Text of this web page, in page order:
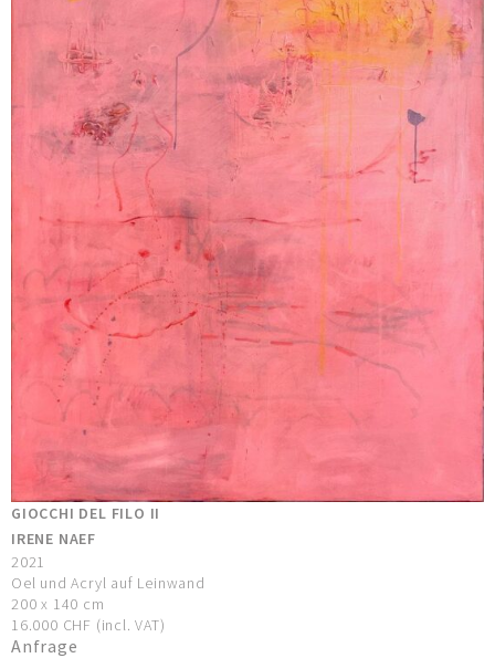
GIOCCHI DEL FILO II
IRENE NAEF
2021
Oel und Acryl auf Leinwand
200 x 140 cm
16.000 CHF (incl. VAT)
Anfrage